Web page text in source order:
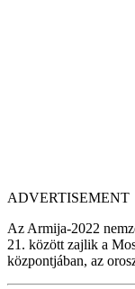
ADVERTISEMENT
Az Armija-2022
21. között zajlik a
központjában, az